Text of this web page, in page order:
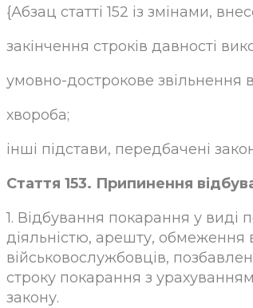
{Абзац статті 152 із змінами,
закінчення строків давності
умовно-дострокове звільнення
хвороба;
інші підстави, передбачені
Стаття 153. Припинення
1. Відбування покарання у
діяльністю, арешту, обмеження
військовослужбовців,
строку покарання з
закону.